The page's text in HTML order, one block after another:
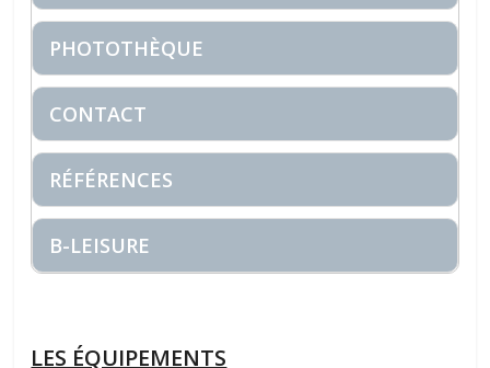
PHOTOTHÈQUE
CONTACT
RÉFÉRENCES
B-LEISURE
LES ÉQUIPEMENTS